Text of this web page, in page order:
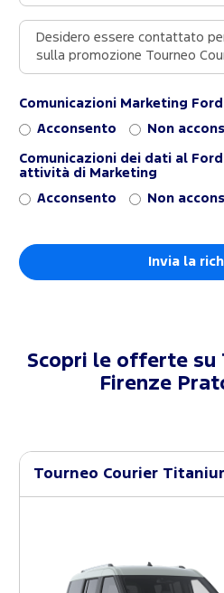
Comunicazioni Marketing Ford
Acconsento Non
Comunicazioni dei dati al
attività di Marketing
Acconsento Non
Scopri le offerte su
Firenze
Tourneo Courier